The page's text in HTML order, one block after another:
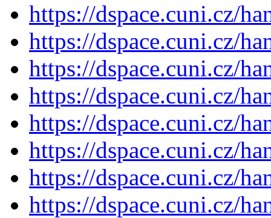
https://dspace.cuni.cz/
https://dspace.cuni.cz/
https://dspace.cuni.cz/
https://dspace.cuni.cz/
https://dspace.cuni.cz/
https://dspace.cuni.cz/
https://dspace.cuni.cz/
https://dspace.cuni.cz/